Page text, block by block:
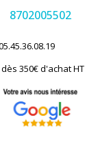
8702005502
350€ d'achat​ HT